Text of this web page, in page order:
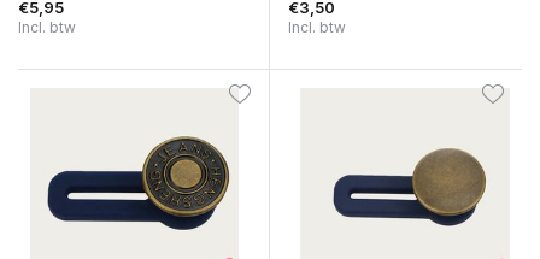
€5,95
Incl. btw
€3,50
Incl. btw